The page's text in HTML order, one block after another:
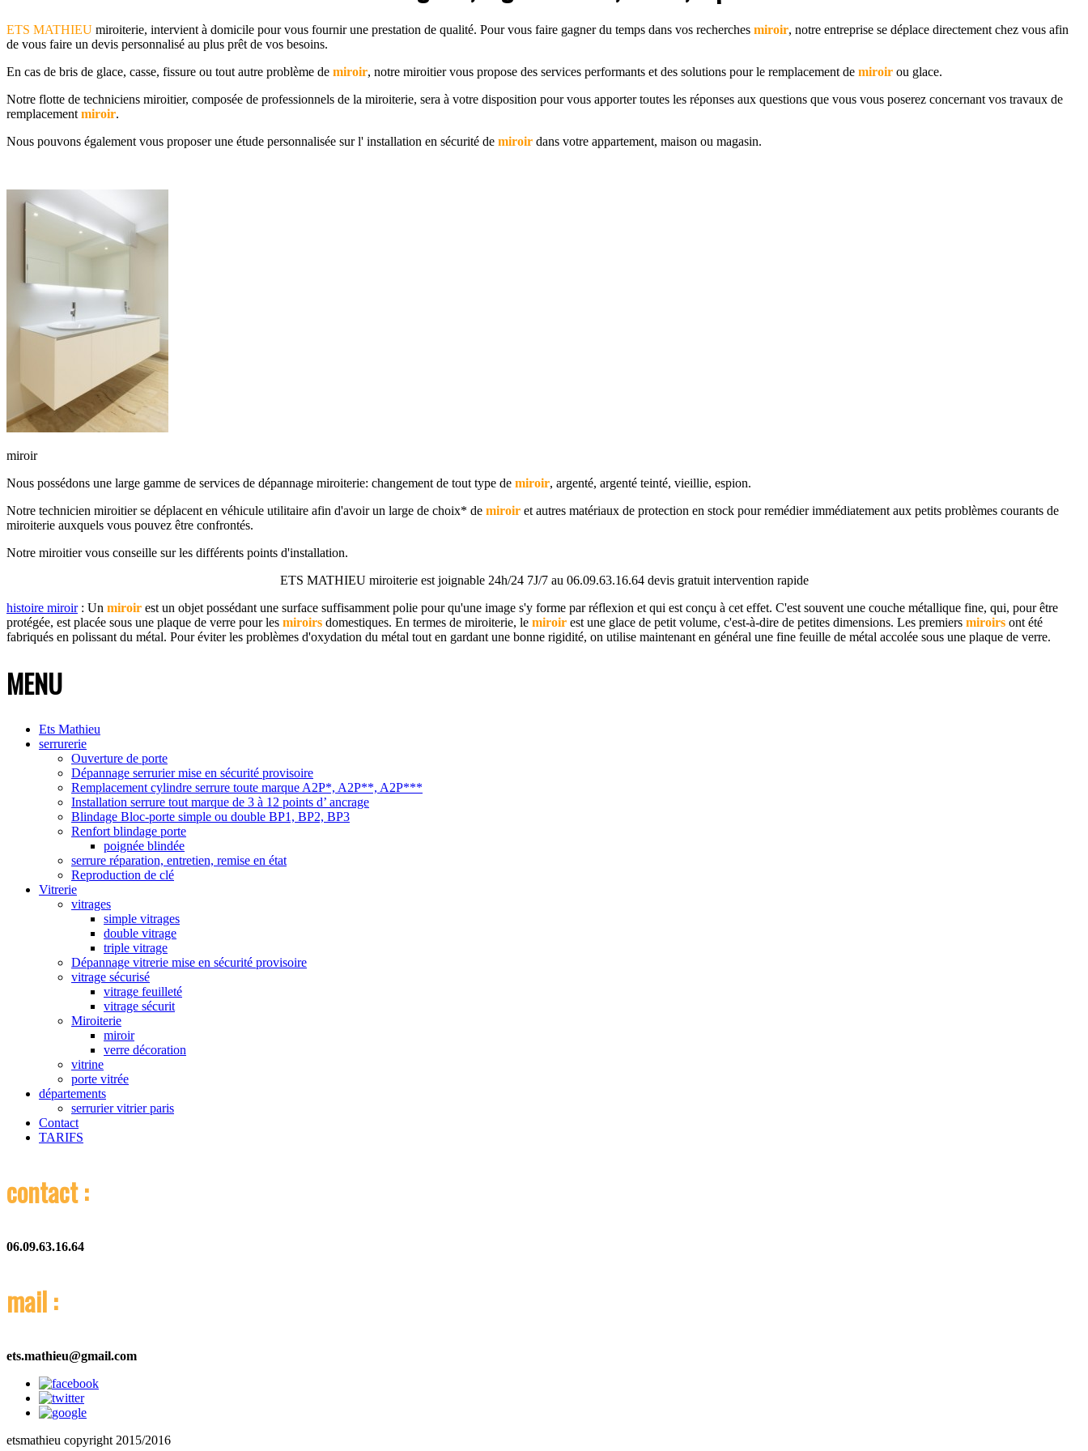
ETS MATHIEU miroiterie, intervient à domicile pour vous fournir une prestation de qualité. Pour vous faire gagner du temps dans vos recherches miroir, notre entreprise se déplace directement chez vous afin
de vous faire un devis personnalisé au plus prêt de vos besoins.
En cas de bris de glace, casse, fissure ou tout autre problème de miroir, notre miroitier vous propose des services performants et des solutions pour le remplacement de miroir ou glace.
Notre flotte de techniciens miroitier, composée de professionnels de la miroiterie, sera à votre disposition pour vous apporter toutes les réponses aux questions que vous vous poserez concernant vos travaux de
remplacement miroir.
Nous pouvons également vous proposer une étude personnalisée sur l' installation en sécurité de miroir dans votre appartement, maison ou magasin.
miroir
Nous possédons une large gamme de services de dépannage miroiterie: changement de tout type de miroir, argenté, argenté teinté, vieillie, espion.
Notre technicien miroitier se déplacent en véhicule utilitaire afin d'avoir un large de choix* de miroir et autres matériaux de protection en stock pour remédier immédiatement aux petits problèmes courants de
miroiterie auxquels vous pouvez être confrontés.
Notre miroitier vous conseille sur les différents points d'installation.
ETS MATHIEU miroiterie est joignable 24h/24 7J/7 au 06.09.63.16.64 devis gratuit intervention rapide
histoire miroir: Un miroir est un objet possédant une surface suffisamment polie pour qu'une image s'y forme par réflexion et qui est conçu à cet effet. C'est souvent une couche métallique fine, qui, pour être
protégée, est placée sous une plaque de verre pour les miroirs domestiques. En termes de miroiterie, le miroir est une glace de petit volume, c'est-à-dire de petites dimensions. Les premiers miroirs ont été
fabriqués en polissant du métal. Pour éviter les problèmes d'oxydation du métal tout en gardant une bonne rigidité, on utilise maintenant en général une fine feuille de métal accolée sous une plaque de verre.
MENU
Ets Mathieu
serrurerie
Ouverture de porte
Dépannage serrurier mise en sécurité provisoire
Remplacement cylindre serrure toute marque A2P*, A2P**, A2P***
Installation serrure tout marque de 3 à 12 points d’ ancrage
Blindage Bloc-porte simple ou double BP1, BP2, BP3
Renfort blindage porte
poignée blindée
serrure réparation, entretien, remise en état
Reproduction de clé
Vitrerie
vitrages
simple vitrages
double vitrage
triple vitrage
Dépannage vitrerie mise en sécurité provisoire
vitrage sécurisé
vitrage feuilleté
vitrage sécurit
Miroiterie
miroir
verre décoration
vitrine
porte vitrée
départements
serrurier vitrier paris
Contact
TARIFS
contact :
06.09.63.16.64
mail :
ets.mathieu@gmail.com
etsmathieu copyright 2015/2016